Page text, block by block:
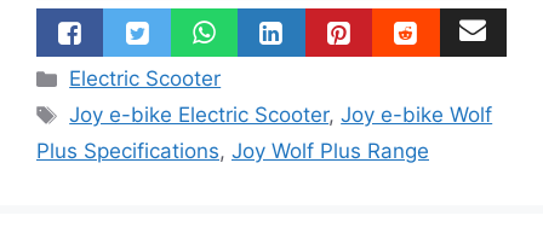
Categories
Electric Scooter
Tags
Joy e-bike Electric Scooter,Joy e-bike Wolf
Plus Specifications, Joy Wolf Plus Range